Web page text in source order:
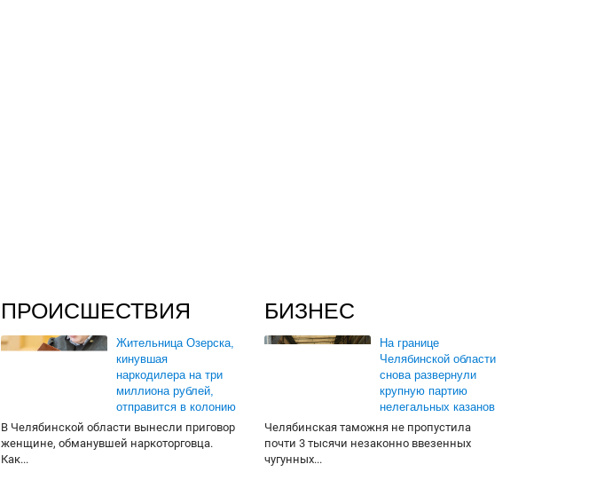
ПРОИСШЕСТВИЯ
Жительница Озерска,
кинувшая
наркодилера на три
миллиона рублей,
отправится в колонию
В Челябинской области вынесли приговор
женщине, обманувшей наркоторговца.
Как...
БИЗНЕС
На границе
Челябинской области
снова развернули
крупную партию
нелегальных казанов
Челябинская таможня не пропустила
почти 3 тысячи незаконно ввезенных
чугунных...